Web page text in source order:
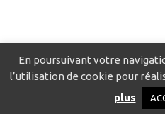
Catalogue pour localiser les
Politique de
En poursuivant votre
l’utilisation de cookie pour
plus